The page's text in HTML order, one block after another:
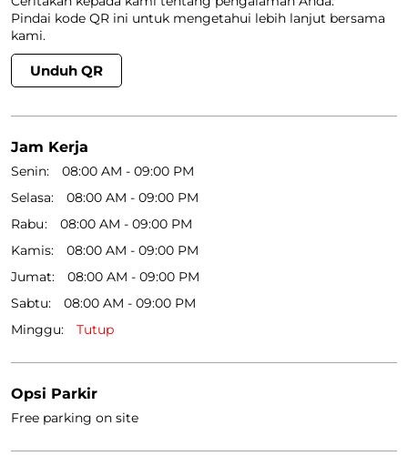
Selasa
08:00 AM - 09:00 PM
Rabu
Kamis
08:00 AM - 09:00 PM
Jumat
08:00 AM - 09:00 PM
Sabtu
08:00 AM - 09:00 PM
Minggu
Tutup
Opsi Parkir
Free parking on site
Metode Pembayaran
Get Direction To Lion Parcel
Jaktim, Jakarta, Indonesia